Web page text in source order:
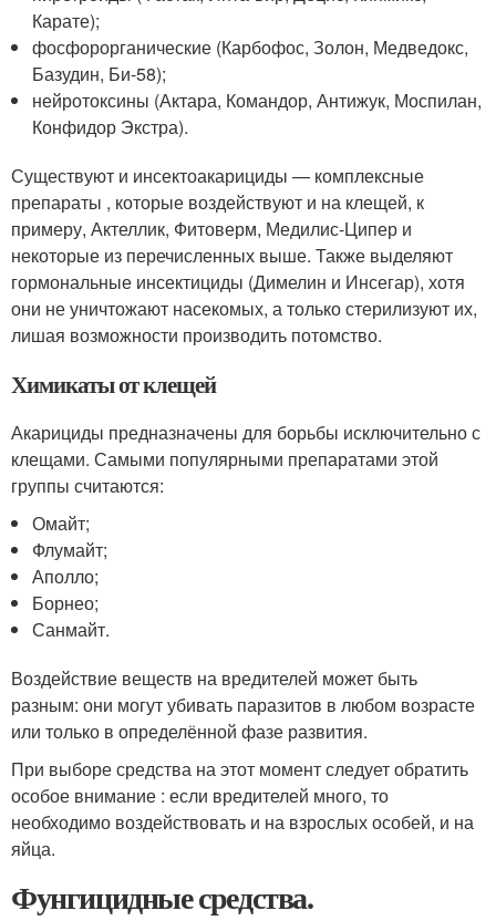
Карате);
фосфорорганические (Карбофос, Золон, Медведокс,
Базудин, Би-58);
нейротоксины (Актара, Командор, Антижук, Моспилан,
Конфидор Экстра).
Существуют и инсектоакарициды — комплексные
препараты , которые воздействуют и на клещей, к
примеру, Актеллик, Фитоверм, Медилис-Ципер и
некоторые из перечисленных выше. Также выделяют
гормональные инсектициды (Димелин и Инсегар), хотя
они не уничтожают насекомых, а только стерилизуют их,
лишая возможности производить потомство.
Химикаты от клещей
Акарициды предназначены для борьбы исключительно с
клещами. Самыми популярными препаратами этой
группы считаются:
Омайт;
Флумайт;
Аполло;
Борнео;
Санмайт.
Воздействие веществ на вредителей может быть
разным: они могут убивать паразитов в любом возрасте
или только в определённой фазе развития.
При выборе средства на этот момент следует обратить
особое внимание : если вредителей много, то
необходимо воздействовать и на взрослых особей, и на
яйца.
Фунгицидные средства.